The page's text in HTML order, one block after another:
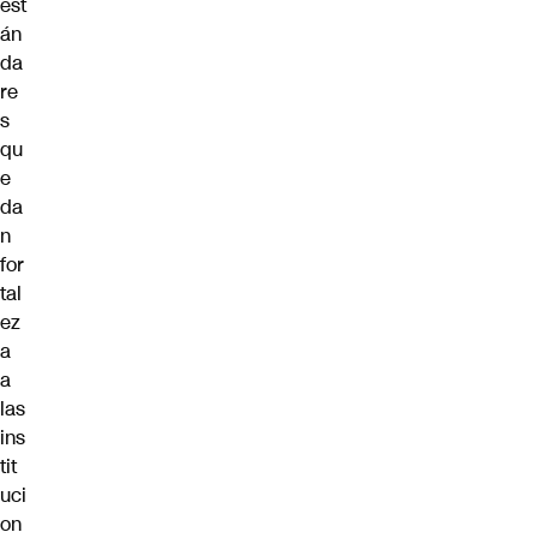
án
da
re
s
qu
e
da
n
for
tal
ez
a
a
las
ins
tit
uci
on